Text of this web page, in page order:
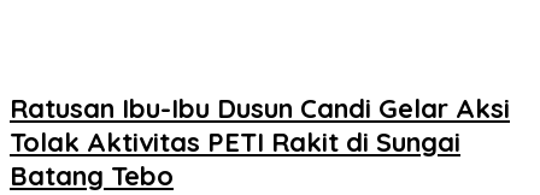
Ratusan Ibu-Ibu Dusun Candi Gelar Aksi
Tolak Aktivitas PETI Rakit di Sungai
Batang Tebo